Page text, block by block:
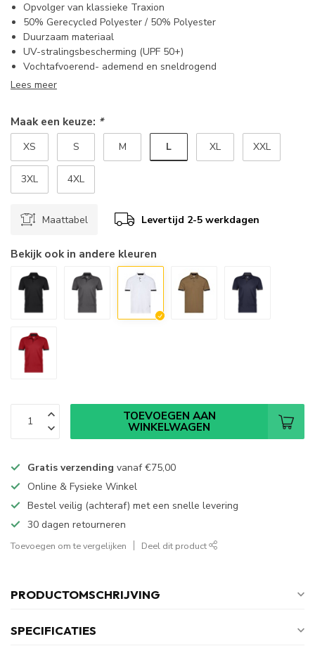
Opvolger van klassieke Traxion
50% Gerecycled Polyester / 50% Polyester
Duurzaam materiaal
UV-stralingsbescherming (UPF 50+)
Vochtafvoerend- ademend en sneldrogend
Lees meer
Maak een keuze: *
XS S M L XL XXL
3XL 4XL
Maattabel Levertijd 2-5 werkdagen
Bekijk ook in andere kleuren
TOEVOEGEN AAN
WINKELWAGEN
Gratis verzending vanaf€75,00
Online & Fysieke Winkel
Bestel veilig (achteraf) met een snelle levering
30 dagen retourneren
Toevoegen om te vergelijken Deel dit product
PRODUCTOMSCHRIJVING
SPECIFICATIES